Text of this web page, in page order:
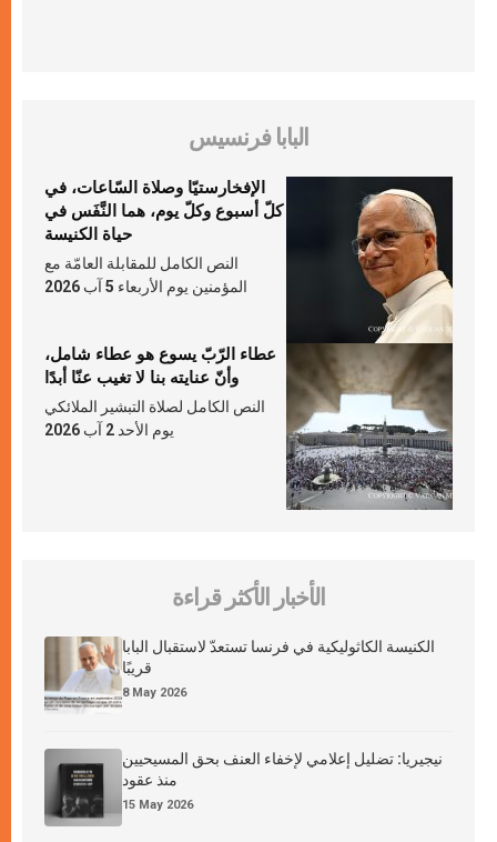
البابا فرنسيس
الإفخارستيّا وصلاة السّاعات، في
كلّ أسبوع وكلّ يوم، هما النَّفَس في
حياة الكنيسة
النص الكامل للمقابلة العامّة مع
المؤمنين يوم الأربعاء 5 آب 2026
عطاء الرّبّ يسوع هو عطاء شامل،
وأنّ عنايته بنا لا تغيب عنّا أبدًا
النص الكامل لصلاة التبشير الملائكي
يوم الأحد 2 آب 2026
الأخبار الأكثر قراءة
الكنيسة الكاثوليكية في فرنسا تستعدّ لاستقبال البابا
قريبًا
8 May 2026
نيجيريا: تضليل إعلامي لإخفاء العنف بحق المسيحيين
منذ عقود
15 May 2026